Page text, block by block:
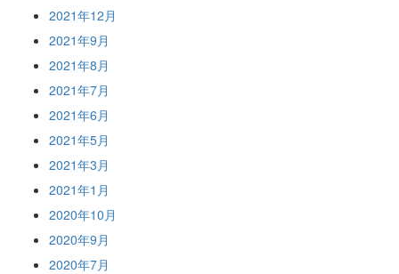
2021年12月
2021年9月
2021年8月
2021年7月
2021年6月
2021年5月
2021年3月
2021年1月
2020年10月
2020年9月
2020年7月